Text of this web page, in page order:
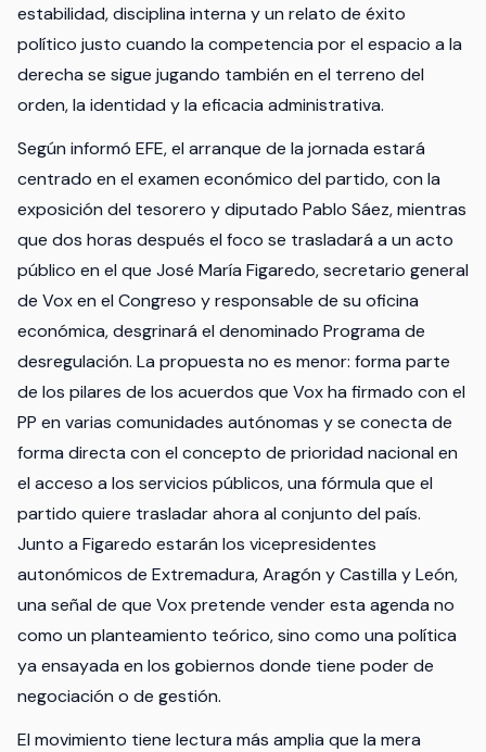
estabilidad, disciplina interna y un relato de éxito
político justo cuando la competencia por el espacio a la
derecha se sigue jugando también en el terreno del
orden, la identidad y la eficacia administrativa.
Según informó EFE, el arranque de la jornada estará
centrado en el examen económico del partido, con la
exposición del tesorero y diputado Pablo Sáez, mientras
que dos horas después el foco se trasladará a un acto
público en el que José María Figaredo, secretario general
de Vox en el Congreso y responsable de su oficina
económica, desgrinará el denominado Programa de
desregulación. La propuesta no es menor: forma parte
de los pilares de los acuerdos que Vox ha firmado con el
PP en varias comunidades autónomas y se conecta de
forma directa con el concepto de prioridad nacional en
el acceso a los servicios públicos, una fórmula que el
partido quiere trasladar ahora al conjunto del país.
Junto a Figaredo estarán los vicepresidentes
autonómicos de Extremadura, Aragón y Castilla y León,
una señal de que Vox pretende vender esta agenda no
como un planteamiento teórico, sino como una política
ya ensayada en los gobiernos donde tiene poder de
negociación o de gestión.
El movimiento tiene lectura más amplia que la mera